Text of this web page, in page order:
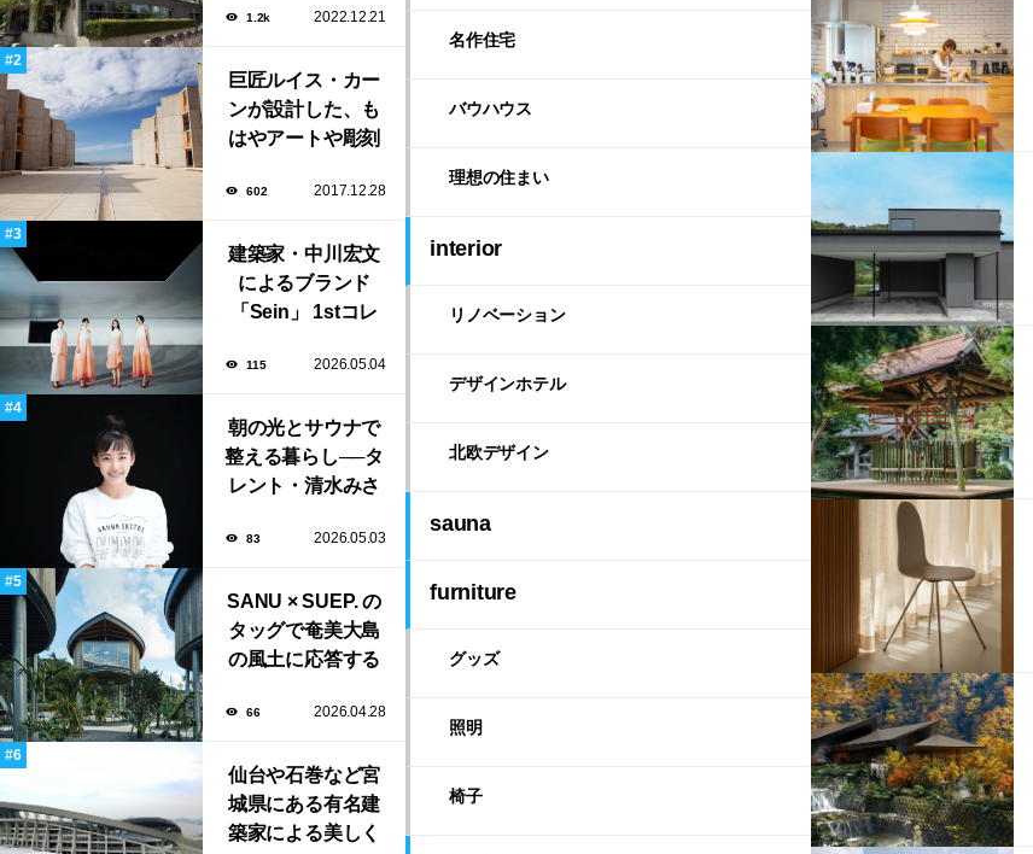
タバから磯崎新に
1.2k 2022.12.21
巨匠ルイス・カー
ンが設計した、も
はやアートや彫刻
研究所」。
602 2017.12.28
建築家・中川宏文
によるブランド
「Sein」 1stコレ
表参道にて開催！
115 2026.05.04
朝の光とサウナで
整える暮らし──タ
レント・清水みさ
持ちいい暮らし”
83 2026.05.03
SANU × SUEP. の
タッグで奄美大島
の風土に応答する
成！
66 2026.04.28
仙台や石巻など宮
城県にある有名建
築家による美しく
名作住宅
バウハウス
理想の住まい
interior
リノベーション
デザインホテル
北欧デザイン
sauna
furniture
グッズ
照明
椅子